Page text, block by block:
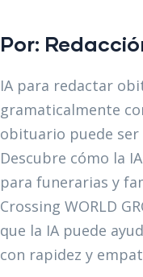
Por:
IA para redactar
gramaticalmente
obituario puede
Descubre cómo la
para funerarias y
Crossing WORLD
que la IA puede
con rapidez y